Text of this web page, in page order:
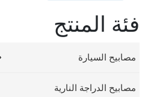
فئة المنتج
مصابيح السيارة
مصابيح الدراجة النارية